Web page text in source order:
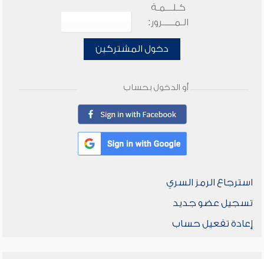
كـلـــمـة
الـمـــــرور:
دخول المشتركين
أو الدخول بحساب
استرجاع الرمز السري
تسجيل عضو جديد
إعادة تفعيل حساب